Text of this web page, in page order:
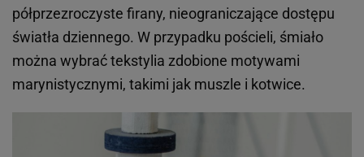
półprzezroczyste firany, nieograniczające dostępu
światła dziennego. W przypadku pościeli, śmiało
można wybrać tekstylia zdobione motywami
marynistycznymi, takimi jak muszle i kotwice.